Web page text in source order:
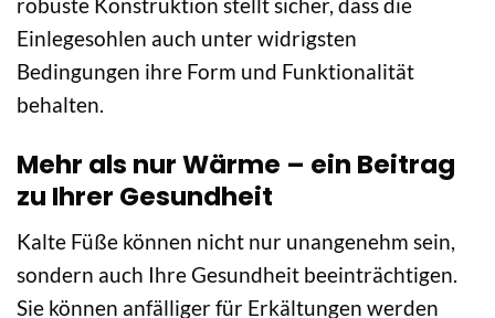
Einlegesohlen auch unter widrigsten
Bedingungen ihre Form und Funktionalität
behalten.
Mehr als nur Wärme – ein Beitrag
zu Ihrer Gesundheit
Kalte Füße können nicht nur unangenehm sein,
sondern auch Ihre Gesundheit beeinträchtigen.
Sie können anfälliger für Erkältungen werden